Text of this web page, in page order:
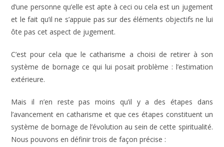
d’une personne qu’elle est apte à ceci ou cela est un jugement
et le fait qu’il ne s’appuie pas sur des éléments objectifs ne lui
ôte pas cet aspect de jugement.
C’est pour cela que le catharisme a choisi de retirer à son
système de bornage ce qui lui posait problème : l’estimation
extérieure.
Mais il n’en reste pas moins qu’il y a des étapes dans
l’avancement en catharisme et que ces étapes constituent un
système de bornage de l’évolution au sein de cette spiritualité.
Nous pouvons en définir trois de façon précise :